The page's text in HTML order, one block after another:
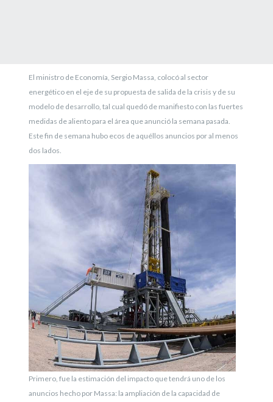
El ministro de Economía, Sergio Massa, colocó al sector
energético en el eje de su propuesta de salida de la crisis y de su
modelo de desarrollo, tal cual quedó de manifiesto con las fuertes
medidas de aliento para el área que anunció la semana pasada.
Este fin de semana hubo ecos de aquéllos anuncios por al menos
dos lados.
Primero, fue la estimación del impacto que tendrá uno de los
anuncios hecho por Massa: la ampliación de la capacidad de